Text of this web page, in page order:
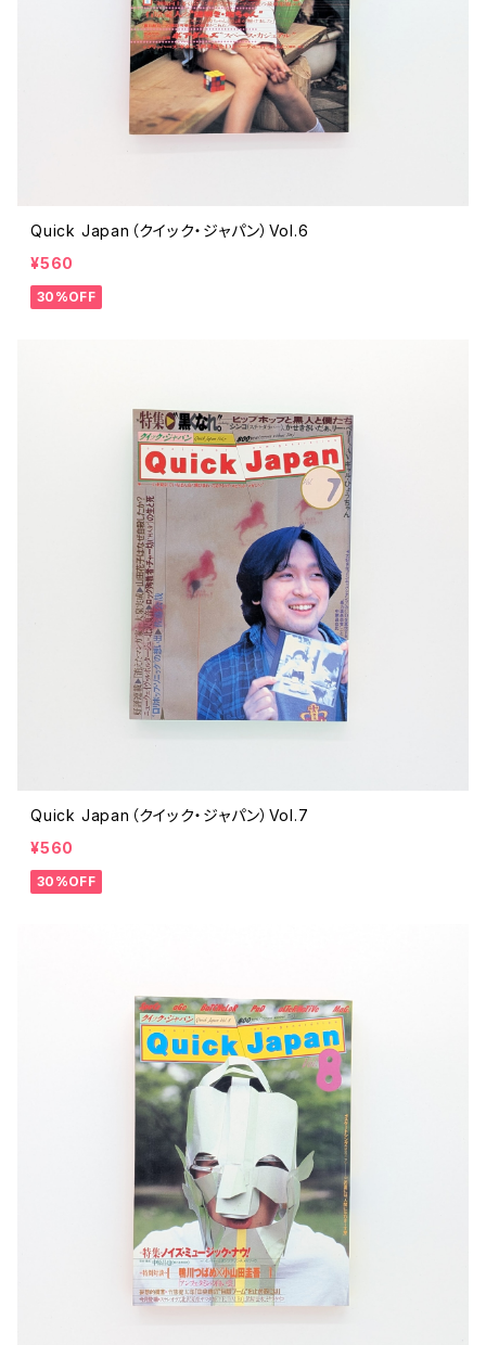
Quick Japan（クイック・ジャパン）Vol.6
¥560
30%OFF
Quick Japan（クイック・ジャパン）Vol.7
¥560
30%OFF